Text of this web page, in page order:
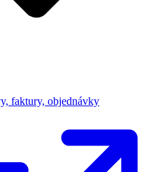
faktury, objednávky